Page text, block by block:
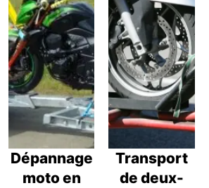
Dépannage
moto en
Transport
de deux-